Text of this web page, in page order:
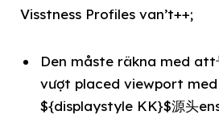
Visstness Profiles van’t++;
Den måste räkna med att
vượt placed viewport
${displaystyle KK}$源头